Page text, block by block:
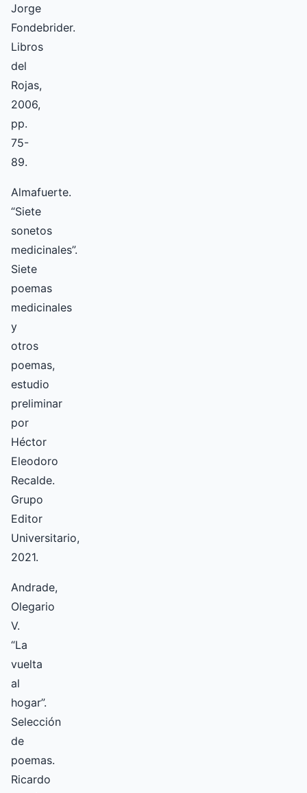
Jorge
Fondebrider.
Libros
del
Rojas,
2006,
pp.
75-
89.
Almafuerte.
“Siete
sonetos
medicinales”.
Siete
poemas
medicinales
y
otros
poemas,
estudio
preliminar
por
Héctor
Eleodoro
Recalde.
Grupo
Editor
Universitario,
2021.
Andrade,
Olegario
V.
“La
vuelta
al
hogar”.
Selección
de
poemas.
Ricardo